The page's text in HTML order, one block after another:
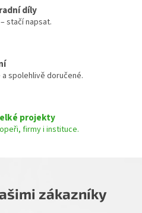
k
y
s
díly
stačí napsat.
spolehlivě doručené.
projekty
firmy i instituce.
zákazníky